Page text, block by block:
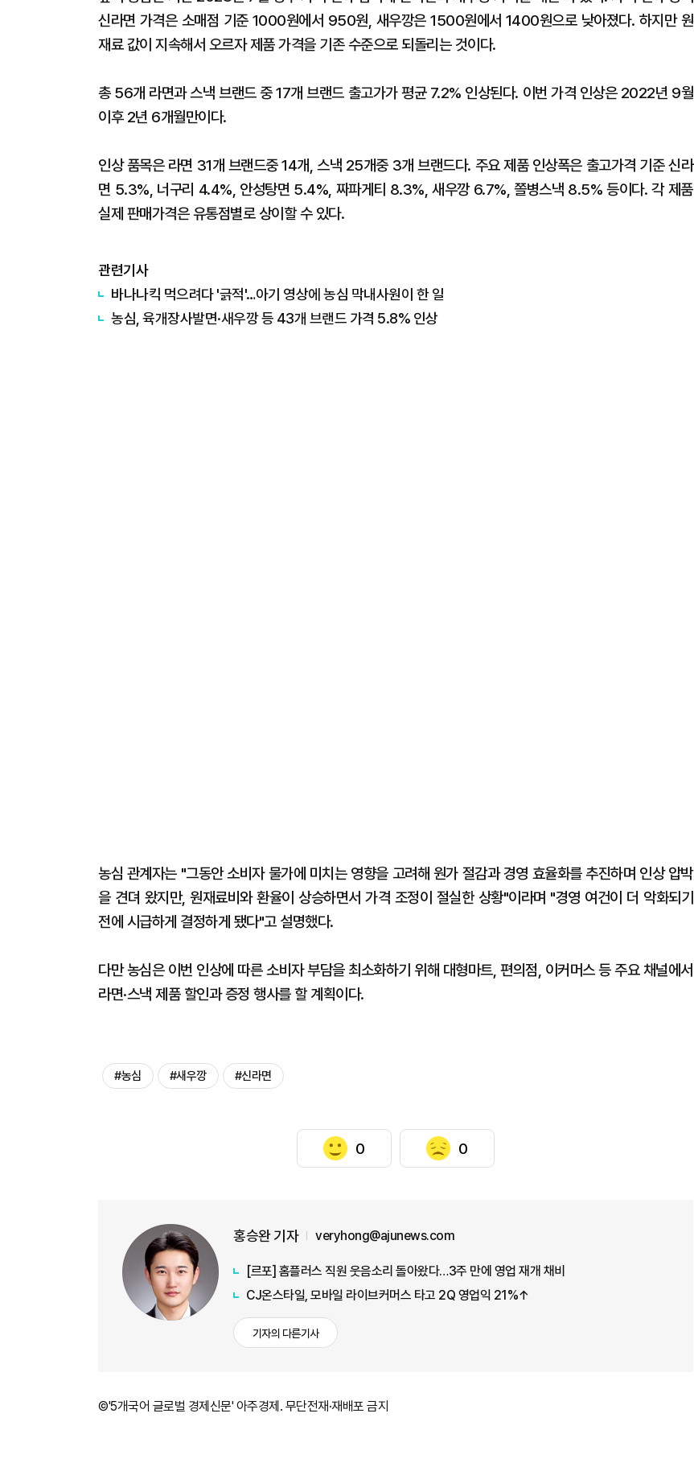
신라면 가격은 소매점 기준 1000원에서 950원, 새우깡은 1500원에서 1400원으로 낮아졌다. 하지만 원
재료 값이 지속해서 오르자 제품 가격을 기존 수준으로 되돌리는 것이다.
총 56개 라면과 스낵 브랜드 중 17개 브랜드 출고가가 평균 7.2% 인상된다. 이번 가격 인상은 2022년 9월
이후 2년 6개월만이다.
인상 품목은 라면 31개 브랜드중 14개, 스낵 25개중 3개 브랜드다. 주요 제품 인상폭은 출고가격 기준 신라
면 5.3%, 너구리 4.4%, 안성탕면 5.4%, 짜파게티 8.3%, 새우깡 6.7%, 쫄병스낵 8.5% 등이다. 각 제품
실제 판매가격은 유통점별로 상이할 수 있다.
관련기사
바나나킥 먹으려다 '긁적'…아기 영상에 농심 막내사원이 한 일
농심, 육개장사발면·새우깡 등 43개 브랜드 가격 5.8% 인상
농심 관계자는 "그동안 소비자 물가에 미치는 영향을 고려해 원가 절감과 경영 효율화를 추진하며 인상 압박
을 견뎌 왔지만, 원재료비와 환율이 상승하면서 가격 조정이 절실한 상황"이라며 "경영 여건이 더 악화되기
전에 시급하게 결정하게 됐다"고 설명했다.
다만 농심은 이번 인상에 따른 소비자 부담을 최소화하기 위해 대형마트, 편의점, 이커머스 등 주요 채널에서
라면·스낵 제품 할인과 증정 행사를 할 계획이다.
#농심 #새우깡 #신라면
0 0
홍승완 기자 veryhong@ajunews.com
[르포] 홈플러스 직원 웃음소리 돌아왔다…3주 만에 영업 재개 채비
CJ온스타일, 모바일 라이브커머스 타고 2Q 영업익 21%↑
기자의 다른기사
©'5개국어 글로벌 경제신문' 아주경제. 무단전재·재배포 금지